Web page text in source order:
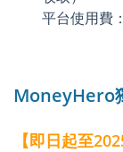
平台使用費
MoneyHero
【即日起至